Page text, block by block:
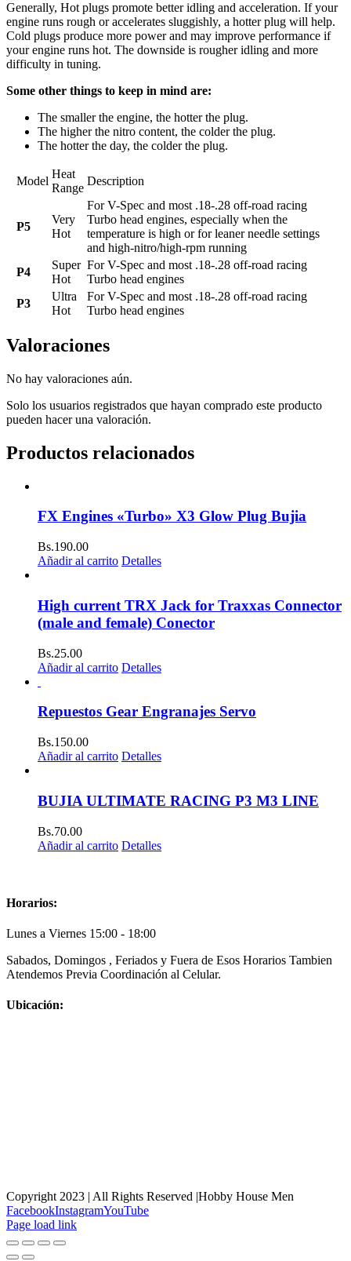
Generally, Hot plugs promote better idling and acceleration. If your
engine runs rough or accelerates sluggishly, a hotter plug will help.
Cold plugs produce more power and may improve performance if
your engine runs hot. The downside is rougher idling and more
difficulty in tuning.
Some other things to keep in mind are:
The smaller the engine, the hotter the plug.
The higher the nitro content, the colder the plug.
The hotter the day, the colder the plug.
Model
Heat
Range
Description
P5
Very
Hot
For V-Spec and most .18-.28 off-road racing
Turbo head engines, especially when the
temperature is high or for leaner needle settings
and high-nitro/high-rpm running
P4
Super
Hot
For V-Spec and most .18-.28 off-road racing
Turbo head engines
P3
Ultra
Hot
For V-Spec and most .18-.28 off-road racing
Turbo head engines
Valoraciones
No hay valoraciones aún.
Solo los usuarios registrados que hayan comprado este producto
pueden hacer una valoración.
Productos relacionados
FX Engines «Turbo» X3 Glow Plug Bujia
Bs.190.00
Añadir al carrito Detalles
High current TRX Jack for Traxxas Connector
(male and female) Conector
Bs.25.00
Añadir al carrito Detalles
Repuestos Gear Engranajes Servo
Bs.150.00
Añadir al carrito Detalles
BUJIA ULTIMATE RACING P3 M3 LINE
Bs.70.00
Añadir al carrito Detalles
Horarios:
Lunes a Viernes 15:00 - 18:00
Sabados, Domingos , Feriados y Fuera de Esos Horarios Tambien
Atendemos Previa Coordinación al Celular.
Ubicación:
Copyright 2023 | All Rights Reserved |Hobby House Men
FacebookInstagramYouTube
Page load link